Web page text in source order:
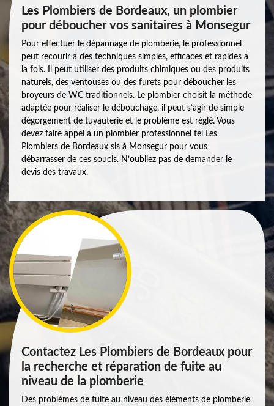
Les Plombiers de Bordeaux, un plombier
pour déboucher vos sanitaires à Monsegur
Pour effectuer le dépannage de plomberie, le professionnel
peut recourir à des techniques simples, efficaces et rapides à
la fois. Il peut utiliser des produits chimiques ou des produits
naturels, des ventouses ou des furets pour déboucher les
broyeurs de WC traditionnels. Le plombier choisit la méthode
adaptée pour réaliser le débouchage, il peut s’agir de simple
dégorgement de tuyauterie et le problème est réglé. Vous
devez faire appel à un plombier professionnel tel Les
Plombiers de Bordeaux sis à Monsegur pour vous
débarrasser de ces soucis. N’oubliez pas de demander le
devis des travaux.
Contactez Les Plombiers de Bordeaux pour
la recherche et réparation de fuite au
niveau de la plomberie
Des problèmes de fuite au niveau des éléments de plomberie